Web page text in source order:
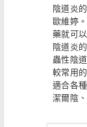
陰道炎
歐維婷
藥就可
陰道炎
蟲性陰
較常用
適合各
潔爾陰